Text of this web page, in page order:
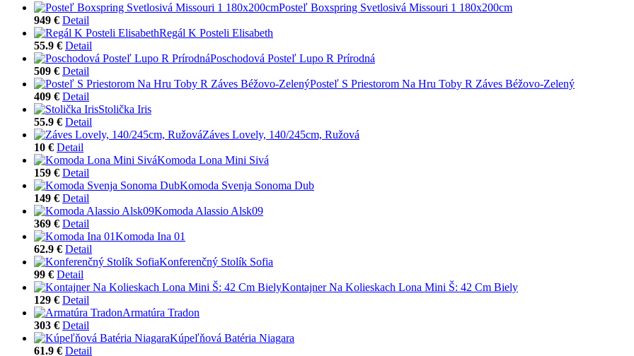
Posteľ Boxspring Svetlosivá Missouri 1 180x200cm
949 € Detail
Regál K Posteli Elisabeth
55.9 € Detail
Poschodová Posteľ Lupo R Prírodná
509 € Detail
Posteľ S Priestorom Na Hru Toby R Záves Béžovo-Zelený
409 € Detail
Stolička Iris
55.9 € Detail
Záves Lovely, 140/245cm, Ružová
10 € Detail
Komoda Lona Mini Sivá
159 € Detail
Komoda Svenja Sonoma Dub
149 € Detail
Komoda Alassio Alsk09
369 € Detail
Komoda Ina 01
62.9 € Detail
Konferenčný Stolík Sofia
99 € Detail
Kontajner Na Kolieskach Lona Mini Š: 42 Cm Biely
129 € Detail
Armatúra Tradon
303 € Detail
Kúpeľňová Batéria Niagara
61.9 € Detail